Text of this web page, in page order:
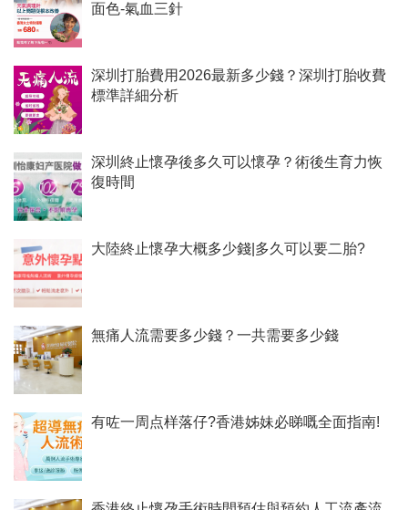
面色-氣血三針
深圳打胎費用2026最新多少錢？深圳打胎收費
標準詳細分析
深圳終止懷孕後多久可以懷孕？術後生育力恢
復時間
大陸終止懷孕大概多少錢|多久可以要二胎?
無痛人流需要多少錢？一共需要多少錢
有咗一周点样落仔?香港姊妹必睇嘅全面指南!